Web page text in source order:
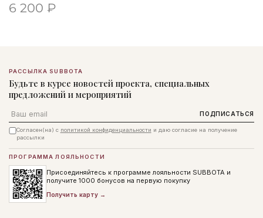
6 200 ₽
РАССЫЛКА SUBBOTA
Будьте в курсе новостей проекта, специальных
предложений и мероприятий
Email ПОДПИСАТЬСЯ
Согласен(на) с политикой конфиденциальности и даю согласие на получение
рассылки
ПРОГРАММА ЛОЯЛЬНОСТИ
Присоединяйтесь к программе лояльности SUBBOTA и
получите 1000 бонусов на первую покупку
Получить карту →